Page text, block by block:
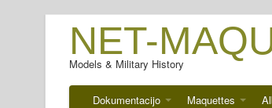
NET-
Models & Military History
Dokumentacijo Maquettes